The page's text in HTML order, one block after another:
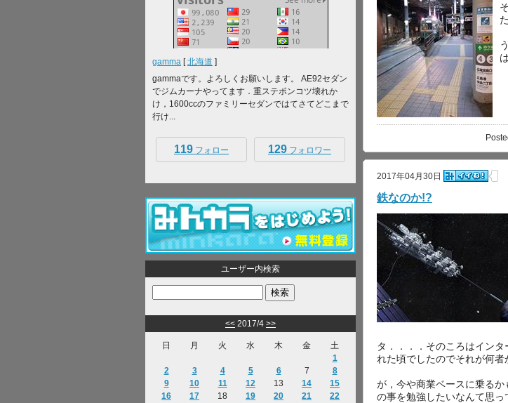
2017年04月30日
鉄なのか!?
タ．．．．そのころはイン
れた頃でしたのでそれが何者
が，今や商業ベースに乗る
の事を勉強したいなんて思
gamma [北海道 ]
gammaです。よろしくお願いします。 AE92セダン
でジムカーナやってます．重ステポンコツ壊れか
け，1600ccのファミリーセダンではてさてどこまで
行け...
119 フォロー 129 フォロワー
ユーザー内検索
<< 2017/4 >>
日 月 火 水 木 金
土
1
2
3 4 5 6 7
8
9
10 11 12 13 14
15
16
17 18 19 20 21
22